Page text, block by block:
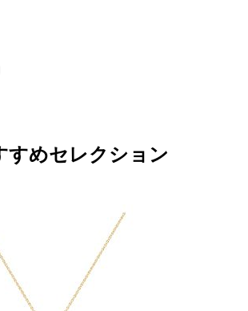
すめセレクション